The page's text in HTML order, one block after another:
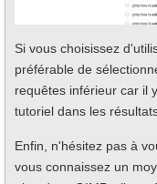
Si vous choisissez
préférable de
requêtes inférieur car il
tutoriel dans les
Enfin, n'hésitez pas à
vous connaissez un